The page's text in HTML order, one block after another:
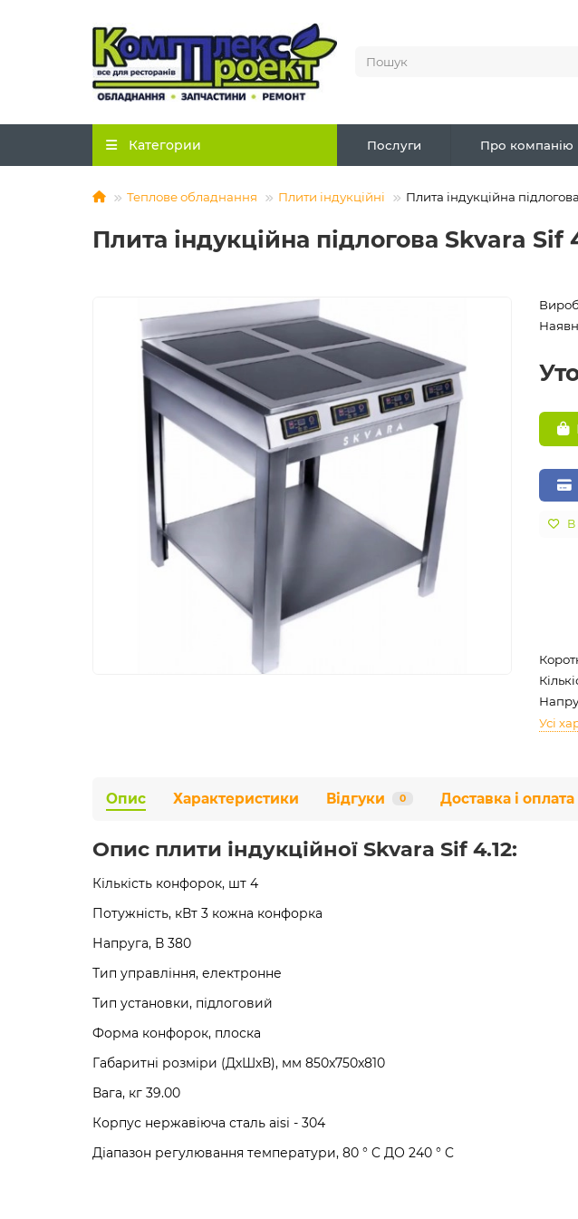
Категории Послуги Про компанію
Теплове обладнання Плити індукційні Плита індукційна
Плита індукційна підлогова Skvara Sif
В
Усі
Опис Характеристики Відгуки 0 Доставка і оплата
Опис плити індукційної Skvara Sif 4.12:
Кількість конфорок, шт 4
Потужність, кВт 3 кожна конфорка
Напруга, В 380
Тип управління, електронне
Тип установки, підлоговий
Форма конфорок, плоска
Габаритні розміри (ДхШхВ), мм 850x750x810
Вага, кг 39.00
Корпус нержавіюча сталь aisi - 304
Діапазон регулювання температури, 80 ° C ДО 240 ° C